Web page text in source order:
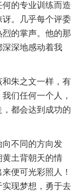
的专业训练而造
。几乎每个评委
的掌声。他的那
深地感动着我
朱之文一样，有
们任何一个人，
都会达到成功的
不同的方向发
土背朝天的情
便可光彩照人！
现梦想，勇于去